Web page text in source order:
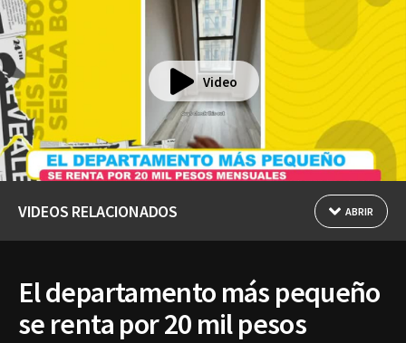
Video
VIDEOS RELACIONADOS ABRIR
El departamento más pequeño
se renta por 20 mil pesos